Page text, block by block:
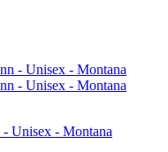
Unisex - Montana